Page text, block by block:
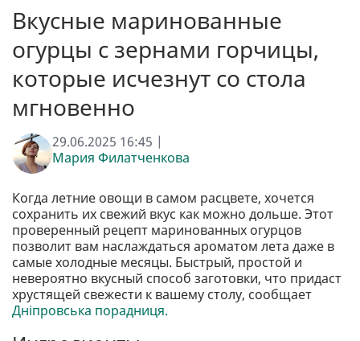
Вкусные маринованные
огурцы с зернами горчицы,
которые исчезнут со стола
мгновенно
29.06.2025 16:45 |
Мария Филатченкова
Когда летние овощи в самом расцвете, хочется
сохранить их свежий вкус как можно дольше. Этот
проверенный рецепт маринованных огурцов
позволит вам наслаждаться ароматом лета даже в
самые холодные месяцы. Быстрый, простой и
невероятно вкусный способ заготовки, что придаст
хрустящей свежести к вашему столу, сообщает
Дніпровська порадниця.